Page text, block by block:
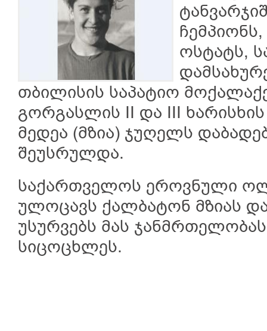
ოსტატს,
თბილისის საპატიო
გორგასლის II და III
მედეა (მზია) ჯუღელს
შეუსრულდა.
საქართველოს ეროვნული
ულოცავს ქალბატონ მზიას
უსურვებს მას
სიცოცხლეს.